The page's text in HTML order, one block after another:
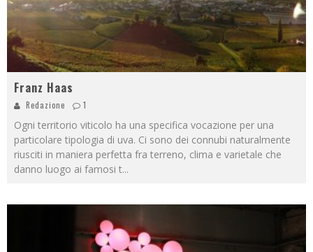
Franz Haas
Redazione 1
Ogni territorio viticolo ha una specifica vocazione per una
particolare tipologia di uva. Ci sono dei connubi naturalmente
riusciti in maniera perfetta fra terreno, clima e varietale che
danno luogo ai famosi t...